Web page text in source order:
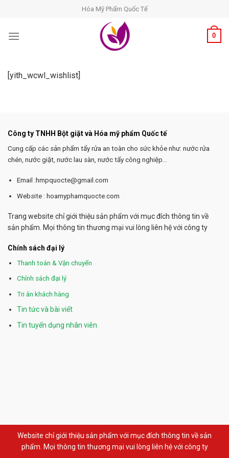
content
Hóa Mỹ Phẩm Quốc Tế
0
[yith_wcwl_wishlist]
Công ty TNHH Bột giặt và Hóa mỹ phẩm Quốc tế
Cung cấp các sản phẩm tẩy rửa an toàn cho sức khỏe như: nước rửa
chén, nước giặt, nước lau sàn, nước tẩy công nghiệp...
Email :hmpquocte@gmail.com
Website : hoamyphamquocte.com
Trang website chỉ giới thiệu sản phẩm với mục đích thông tin về
sản phẩm. Mọi thông tin thương mại vui lòng liên hệ với công ty
Chính sách đại lý
Thanh toán & Vận chuyển
Chính sách đại lý
Tri ân khách hàng
Tin tức và bài viết
Tin tuyển dụng nhân viên
Website chỉ giới thiệu sản phẩm với mục đích thông tin về sản
phẩm. Mọi thông tin thương mại vui lòng liên hệ với công ty